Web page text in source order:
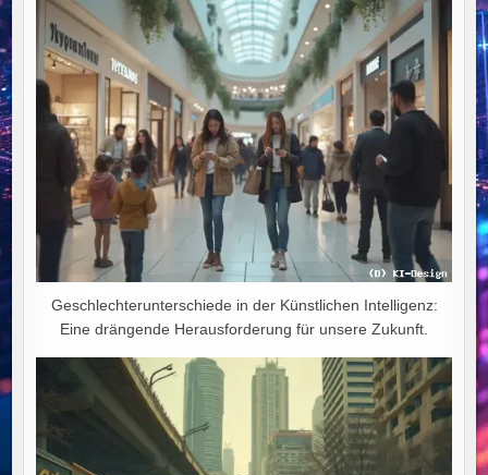
Geschlechterunterschiede in der Künstlichen Intelligenz:
Eine drängende Herausforderung für unsere Zukunft.